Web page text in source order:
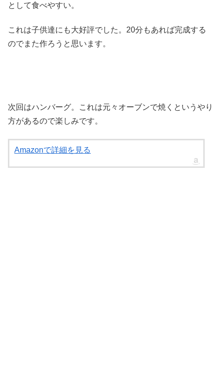
として食べやすい。
これは子供達にも大好評でした。20分もあれば完成する
のでまた作ろうと思います。
次回はハンバーグ。これは元々オーブンで焼くというやり
方があるので楽しみです。
Amazonで詳細を見る